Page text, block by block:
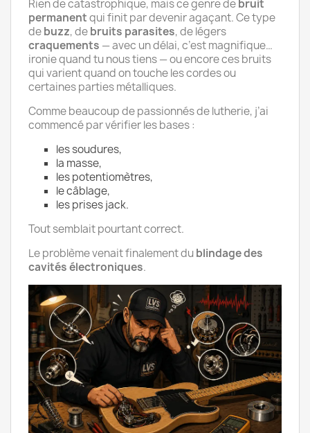
Rien de catastrophique, mais ce genre de bruit
permanentqui finit par devenir agaçant. Ce type
debuzz, debruits parasites, de légers
craquements — avec un délai, c’est magnifique…
ironie quand tu nous tiens — ou encore ces bruits
qui varient quand on touche les cordes ou
certaines parties métalliques.
Comme beaucoup de passionnés de lutherie, j’ai
commencé par vérifier les bases :
les soudures,
la masse,
les potentiomètres,
le câblage,
les prises jack.
Tout semblait pourtant correct.
Le problème venait finalement dublindage des
cavités électroniques.